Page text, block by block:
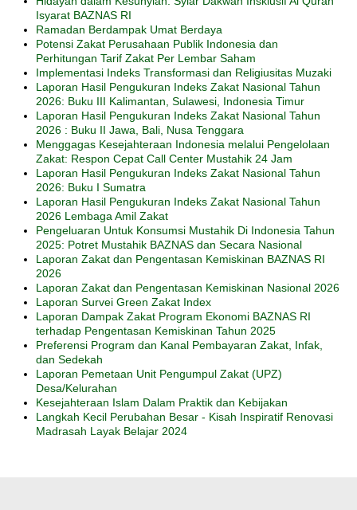
Isyarat BAZNAS RI
Ramadan Berdampak Umat Berdaya
Potensi Zakat Perusahaan Publik Indonesia dan
Perhitungan Tarif Zakat Per Lembar Saham
Implementasi Indeks Transformasi dan Religiusitas Muzaki
Laporan Hasil Pengukuran Indeks Zakat Nasional Tahun
2026: Buku III Kalimantan, Sulawesi, Indonesia Timur
Laporan Hasil Pengukuran Indeks Zakat Nasional Tahun
2026 : Buku II Jawa, Bali, Nusa Tenggara
Menggagas Kesejahteraan Indonesia melalui Pengelolaan
Zakat: Respon Cepat Call Center Mustahik 24 Jam
Laporan Hasil Pengukuran Indeks Zakat Nasional Tahun
2026: Buku I Sumatra
Laporan Hasil Pengukuran Indeks Zakat Nasional Tahun
2026 Lembaga Amil Zakat
Pengeluaran Untuk Konsumsi Mustahik Di Indonesia Tahun
2025: Potret Mustahik BAZNAS dan Secara Nasional
Laporan Zakat dan Pengentasan Kemiskinan BAZNAS RI
2026
Laporan Zakat dan Pengentasan Kemiskinan Nasional 2026
Laporan Survei Green Zakat Index
Laporan Dampak Zakat Program Ekonomi BAZNAS RI
terhadap Pengentasan Kemiskinan Tahun 2025
Preferensi Program dan Kanal Pembayaran Zakat, Infak,
dan Sedekah
Laporan Pemetaan Unit Pengumpul Zakat (UPZ)
Desa/Kelurahan
Kesejahteraan Islam Dalam Praktik dan Kebijakan
Langkah Kecil Perubahan Besar - Kisah Inspiratif Renovasi
Madrasah Layak Belajar 2024